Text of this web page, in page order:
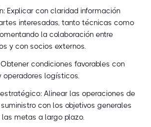
Explicar con claridad información
interesadas, tanto técnicas como
la colaboración entre
y con socios externos.
condiciones favorables con
operadores logísticos.
Alinear las operaciones de
con los objetivos generales
metas a largo plazo.